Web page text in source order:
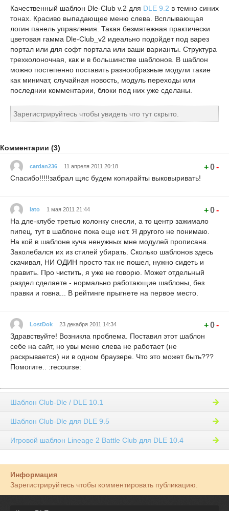
Качественный шаблон Dle-Club v.2 для DLE 9.2 в темно синих
тонах. Красиво выпадающее меню слева. Всплывающая
логин панель управления. Такая безмятежная практически
цветовая гамма Dle-Club_v2 идеально подойдет под варез
портал или для софт портала или ваши варианты. Структура
трехколоночная, как и в большинстве шаблонов. В шаблон
можно постепенно поставить разнообразные модули такие
как миничат, случайная новость, модуль переходы или
последнии комментарии, блоки под них уже сделаны.
Зарегистрируйтесь чтобы увидеть что тут скрыто.
Комментарии (3)
cardan236 11 апреля 2011 20:18 +0-
Спасибо!!!!!забрал щяс будем копирайты выковыривать!
lato 1 мая 2011 21:44 +0-
На дле-клубе третью колонку снесли, а то центр зажимало
пипец, тут в шаблоне пока еще нет. Я другого не понимаю.
На кой в шаблоне куча ненужных мне модулей прописана.
Заколебался их из стилей убирать. Сколько шаблонов здесь
скачивал, НИ ОДИН просто так не пошел, нужно сидеть и
править. Про чистить, я уже не говорю. Может отдельный
раздел сделаете - нормально работающие шаблоны, без
правки и говна... В рейтинге прыгнете на первое место.
LostDok 23 декабря 2011 14:34 +0-
Здравствуйте! Возникла проблема. Поставил этот шаблон
себе на сайт, но увы меню слева не работает (не
раскрывается) ни в одном браузере. Что это может быть???
Помогите.. :recourse:
Шаблон Club-Dle / DLE 10.1
Шаблон Club-Dle для DLE 9.5
Игровой шаблон Lineage 2 Battle Club для DLE 10.4
Информация
Зарегистрируйтесь чтобы комментировать публикацию.